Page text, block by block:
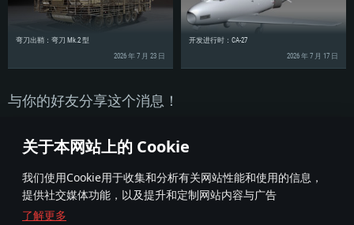
关于本网站上的 Cookie
我们使用Cookie用于收集和分析有关网站性能和使用的信息，
提供社交媒体功能，以及提升和定制网站内容与广告
了解更多
弯刀出鞘：弯刀 Mk.2 型
2026 年 7 月 23 日
开发进行时：CA-27
2026 年 7 月 17 日
与你的好友分享这个消息！